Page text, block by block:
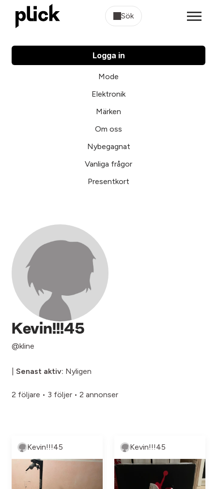
Sök
Logga in
Mode
Elektronik
Märken
Om oss
Nybegagnat
Vanliga frågor
Presentkort
Kevin!!!45
@kline
Senast aktiv: Nyligen
2 följare • 3 följer • 2 annonser
Kevin!!!45 Kevin!!!45